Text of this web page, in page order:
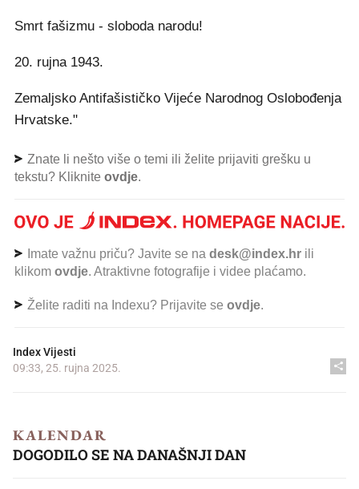
Smrt fašizmu - sloboda narodu!
20. rujna 1943.
Zemaljsko Antifašističko Vijeće Narodnog Oslobođenja
Hrvatske."
Znate li nešto više o temi ili želite prijaviti grešku u
tekstu? Kliknite ovdje.
Imate važnu priču? Javite se na desk@index.hr ili
klikom ovdje. Atraktivne fotografije i videe plaćamo.
Želite raditi na Indexu? Prijavite se ovdje.
Index Vijesti
09:33, 25. rujna 2025.
KALENDAR
DOGODILO SE NA DANAŠNJI DAN